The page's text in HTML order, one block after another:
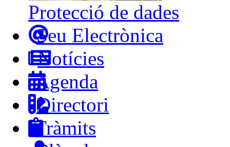
Protecció de dades
Seu Electrònica
Notícies
Agenda
Directori
Tràmits